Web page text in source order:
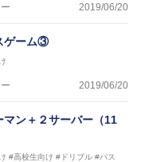
2019/06/20
ゲーム③
2019/06/20
マン＋２サーバー（11
#高校生向け #ドリブル #パス